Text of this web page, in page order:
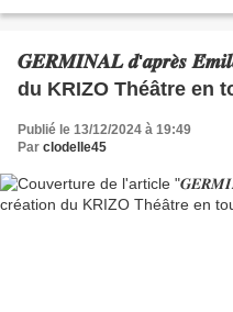
𝑮𝑬𝑹𝑴𝑰𝑵𝑨𝑳 𝒅'𝒂𝒑𝒓𝒆̀𝒔
du KRIZO Théâtre en
Publié le 13/12/2024 à 19:49
Par clodelle45